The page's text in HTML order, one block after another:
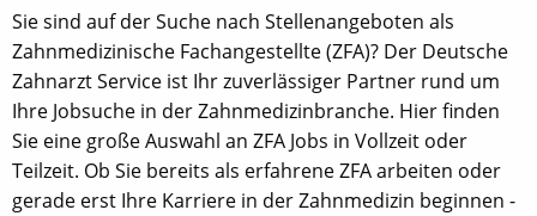
Sie sind auf der Suche nach Stellenangeboten als
Zahnmedizinische Fachangestellte (ZFA)? Der Deutsche
Zahnarzt Service ist Ihr zuverlässiger Partner rund um
Ihre Jobsuche in der Zahnmedizinbranche. Hier finden
Sie eine große Auswahl an ZFA Jobs in Vollzeit oder
Teilzeit. Ob Sie bereits als erfahrene ZFA arbeiten oder
gerade erst Ihre Karriere in der Zahnmedizin beginnen -